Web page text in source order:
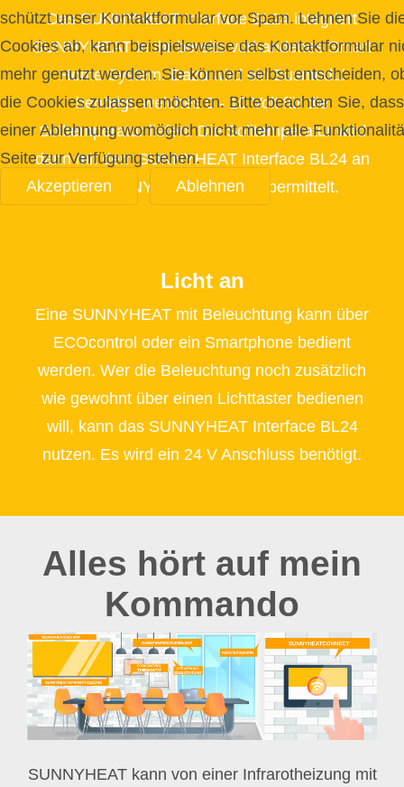
Das SUNNYHEAT Interface BL24 integriert
SUNNYHEAT in Ihr bereits vorhandenes Smart
Home System. Dazu wird ein Busmodul
benötigt, welches 0 - 10 Volt für die
Solltemperatur liefert. Die Solltemperatur wird
dann mit dem SUNNYHEAT Interface BL24 an
das SUNNYHEAT System übermittelt.
Licht an
Eine SUNNYHEAT mit Beleuchtung kann über
ECOcontrol oder ein Smartphone bedient
werden. Wer die Beleuchtung noch zusätzlich
wie gewohnt über einen Lichttaster bedienen
will, kann das SUNNYHEAT Interface BL24
nutzen. Es wird ein 24 V Anschluss benötigt.
Alles hört auf mein
Kommando
SUNNYHEAT kann von einer Infrarotheizung mit
schützt unser Kontaktformular vor Spam. Lehnen Sie
Cookies ab, kann beispielsweise das Kontaktformular
mehr genutzt werden. Sie können selbst entscheiden,
die Cookies zulassen möchten. Bitte beachten Sie,
einer Ablehnung womöglich nicht mehr alle
Seite zur Verfügung stehen.
Akzeptieren
Ablehnen